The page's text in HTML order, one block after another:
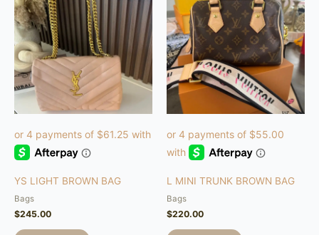
YS LIGHT BROWN BAG
Bags
$245.00
L MINI TRUNK BROWN BAG
Bags
$220.00